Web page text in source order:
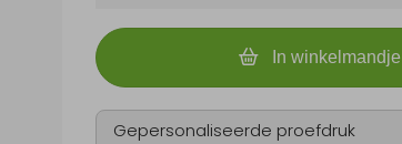
In winkelmandje
Gepersonaliseerde proefdruk